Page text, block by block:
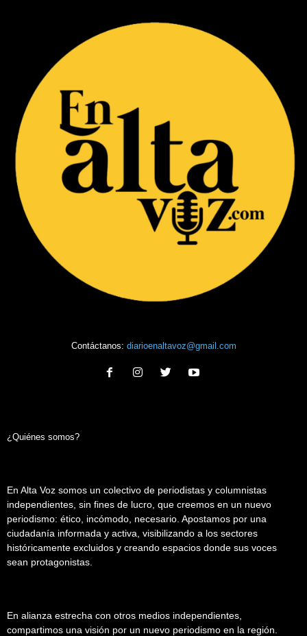
Contáctanos: diarioenaltavoz@gmail.com
¿Quiénes somos?
En Alta Voz somos un colectivo de periodistas y columnistas
independientes, sin fines de lucro, que creemos en un nuevo
periodismo: ético, incómodo, necesario. Apostamos por una
ciudadanía informada y activa, visibilizando a los sectores
históricamente excluidos y creando espacios donde sus voces
sean protagonistas.
En alianza estrecha con otros medios independientes,
compartimos una visión por un nuevo periodismo en la región.